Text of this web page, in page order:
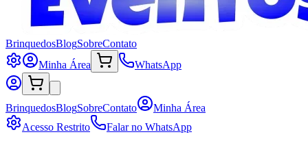
BrinquedosBlogSobreContato
Minha Área
WhatsApp
BrinquedosBlogSobreContato
Minha Área
Acesso Restrito
Falar no WhatsApp